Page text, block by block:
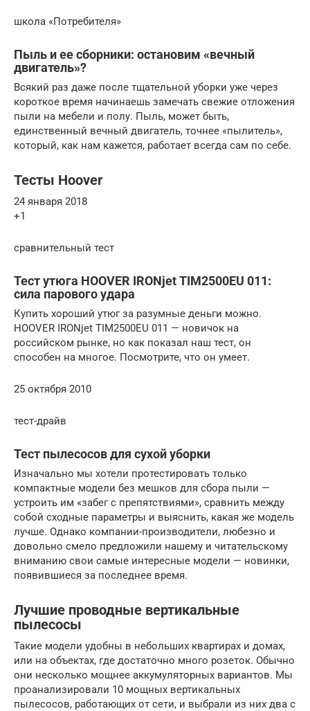
школа «Потребителя»
Пыль и ее сборники: остановим «вечный
двигатель»?
Всякий раз даже после тщательной уборки уже через
короткое время начинаешь замечать свежие отложения
пыли на мебели и полу. Пыль, может быть,
единственный вечный двигатель, точнее «пылитель»,
который, как нам кажется, работает всегда сам по себе.
Тесты Hoover
24 января 2018
+1
сравнительный тест
Тест утюга HOOVER IRONjet TIM2500EU 011:
сила парового удара
Купить хороший утюг за разумные деньги можно.
HOOVER IRONjet TIM2500EU 011 — новичок на
российском рынке, но как показал наш тест, он
способен на многое. Посмотрите, что он умеет.
25 октября 2010
тест-драйв
Тест пылесосов для сухой уборки
Изначально мы хотели протестировать только
компактные модели без мешков для сбора пыли —
устроить им «забег с препятствиями», сравнить между
собой сходные параметры и выяснить, какая же модель
лучше. Однако компании-производители, любезно и
довольно смело предложили нашему и читательскому
вниманию свои самые интересные модели — новинки,
появившиеся за последнее время.
Лучшие проводные вертикальные
пылесосы
Такие модели удобны в небольших квартирах и домах,
или на объектах, где достаточно много розеток. Обычно
они несколько мощнее аккумуляторных вариантов. Мы
проанализировали 10 мощных вертикальных
пылесосов, работающих от сети, и выбрали из них два с